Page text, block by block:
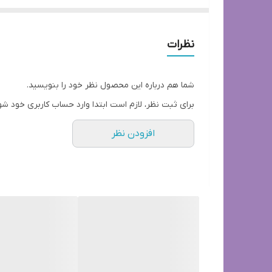
نظرات
شما هم درباره این محصول نظر خود را بنویسید.
برای ثبت نظر، لازم است ابتدا وارد حساب کاربری خود
افزودن نظر